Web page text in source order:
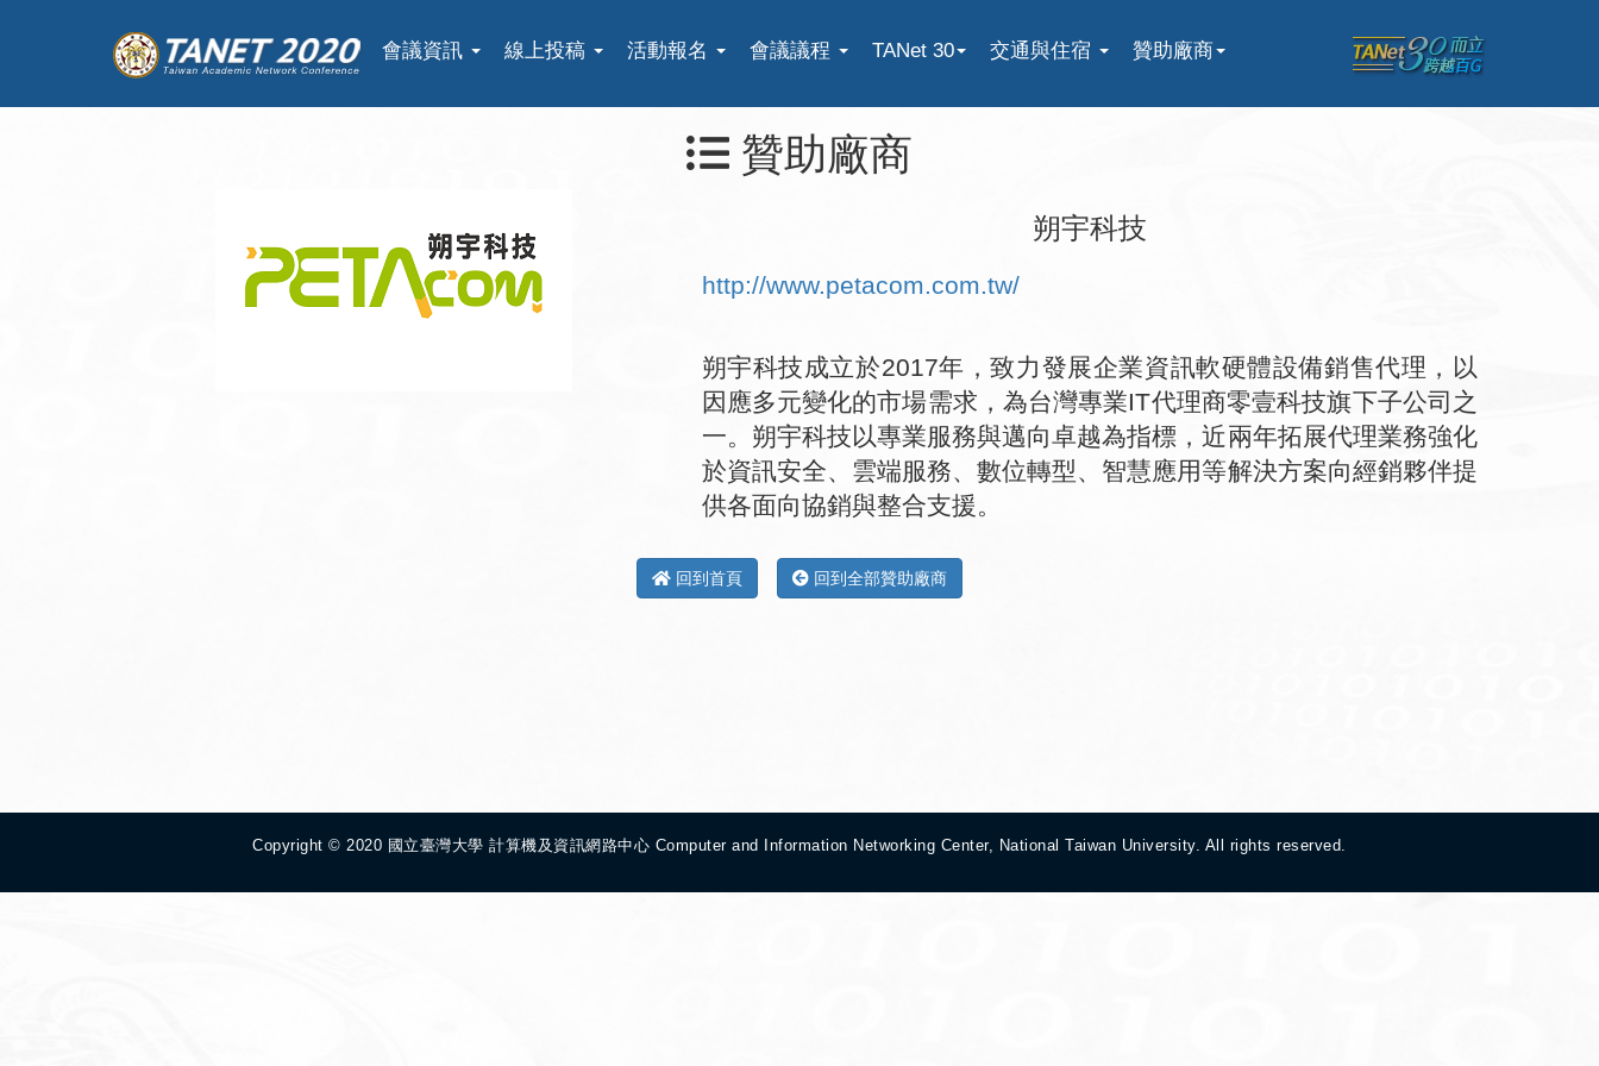
會議資訊 線上投稿 活動報名 會議議程 TANet 30 交通與住宿 贊助廠商
贊助廠商
朔宇科技
http://www.petacom.com.tw/
朔宇科技成立於2017年，致力發展企業資訊軟硬體設備銷售代理，以
因應多元變化的市場需求，為台灣專業IT代理商零壹科技旗下子公司之
一。朔宇科技以專業服務與邁向卓越為指標，近兩年拓展代理業務強化
於資訊安全、雲端服務、數位轉型、智慧應用等解決方案向經銷夥伴提
供各面向協銷與整合支援。
回到首頁 回到全部贊助廠商
Copyright © 2020 國立臺灣大學 計算機及資訊網路中心 Computer and Information Networking Center, National Taiwan University. All rights reserved.